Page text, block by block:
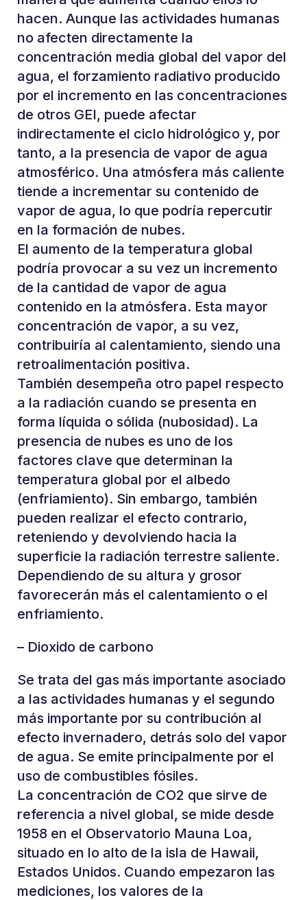
hacen. Aunque las actividades humanas
no afecten directamente la
concentración media global del vapor del
agua, el forzamiento radiativo producido
por el incremento en las concentraciones
de otros GEI, puede afectar
indirectamente el ciclo hidrológico y, por
tanto, a la presencia de vapor de agua
atmosférico. Una atmósfera más caliente
tiende a incrementar su contenido de
vapor de agua, lo que podría repercutir
en la formación de nubes.
El aumento de la temperatura global
podría provocar a su vez un incremento
de la cantidad de vapor de agua
contenido en la atmósfera. Esta mayor
concentración de vapor, a su vez,
contribuiría al calentamiento, siendo una
retroalimentación positiva.
También desempeña otro papel respecto
a la radiación cuando se presenta en
forma líquida o sólida (nubosidad). La
presencia de nubes es uno de los
factores clave que determinan la
temperatura global por el albedo
(enfriamiento). Sin embargo, también
pueden realizar el efecto contrario,
reteniendo y devolviendo hacia la
superficie la radiación terrestre saliente.
Dependiendo de su altura y grosor
favorecerán más el calentamiento o el
enfriamiento.
– Dioxido de carbono
Se trata del gas más importante asociado
a las actividades humanas y el segundo
más importante por su contribución al
efecto invernadero, detrás solo del vapor
de agua. Se emite principalmente por el
uso de combustibles fósiles.
La concentración de CO2 que sirve de
referencia a nivel global, se mide desde
1958 en el Observatorio Mauna Loa,
situado en lo alto de la isla de Hawaii,
Estados Unidos. Cuando empezaron las
mediciones, los valores de la